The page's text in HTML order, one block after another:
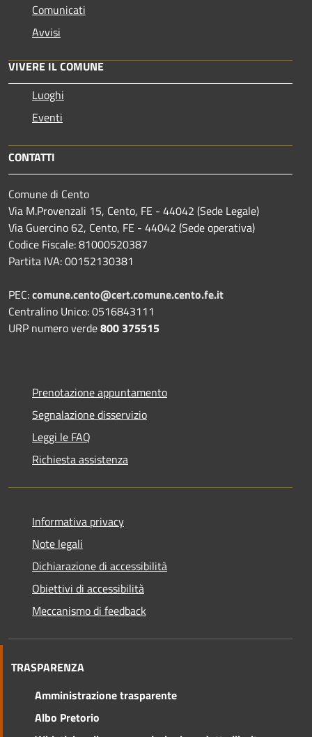
Comunicati
Avvisi
VIVERE IL COMUNE
Luoghi
Eventi
CONTATTI
Comune di Cento
Via M.Provenzali 15, Cento, FE - 44042 (Sede Legale)
Via Guercino 62, Cento, FE - 44042 (Sede operativa)
Codice Fiscale: 81000520387
Partita IVA: 00152130381
PEC:comune.cento@cert.comune.cento.fe.it
Centralino Unico: 0516843111
URP numero verde800 375515
Prenotazione appuntamento
Segnalazione disservizio
Leggi le FAQ
Richiesta assistenza
Informativa privacy
Note legali
Dichiarazione di accessibilità
Obiettivi di accessibilità
Meccanismo di feedback
TRASPARENZA
Amministrazione trasparente
Albo Pretorio